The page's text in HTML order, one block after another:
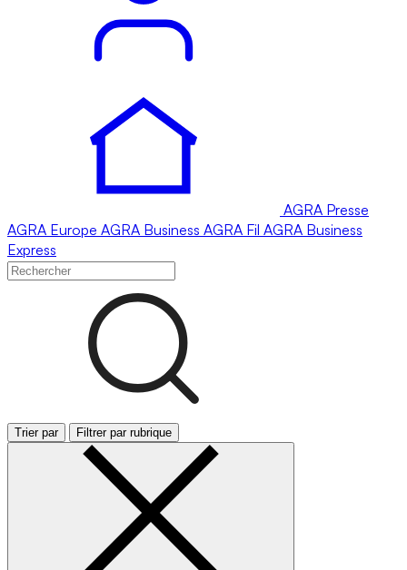
AGRA Presse
AGRA Europe AGRA Business AGRA Fil AGRA Business
Express
Trier par Filtrer par rubrique